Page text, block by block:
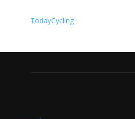
TodayCycling